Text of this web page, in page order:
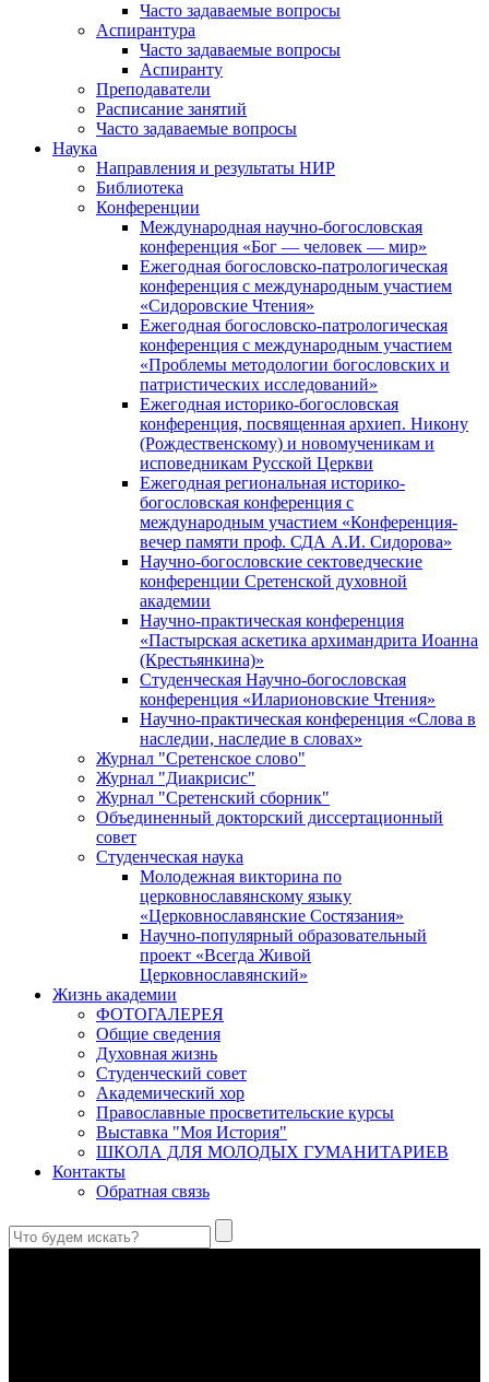
Часто задаваемые вопросы
Аспирантура
Часто задаваемые вопросы
Аспиранту
Преподаватели
Расписание занятий
Часто задаваемые вопросы
Наука
Направления и результаты НИР
Библиотека
Конференции
Международная научно-богословская
конференция «Бог — человек — мир»
Ежегодная богословско-патрологическая
конференция с международным участием
«Сидоровские Чтения»
Ежегодная богословско-патрологическая
конференция с международным участием
«Проблемы методологии богословских и
патристических исследований»
Ежегодная историко-богословская
конференция, посвященная архиеп. Никону
(Рождественскому) и новомученикам и
исповедникам Русской Церкви
Ежегодная региональная историко-
богословская конференция с
международным участием «Конференция-
вечер памяти проф. СДА А.И. Сидорова»
Научно-богословские сектоведческие
конференции Сретенской духовной
академии
Научно-практическая конференция
«Пастырская аскетика архимандрита Иоанна
(Крестьянкина)»
Студенческая Научно-богословская
конференция «Иларионовские Чтения»
Научно-практическая конференция «Cлова в
наследии, наследие в словах»
Журнал "Сретенское слово"
Журнал "Диакрисис"
Журнал "Сретенский сборник"
Объединенный докторский диссертационный
совет
Студенческая наука
Молодежная викторина по
церковнославянскому языку
«Церковнославянские Состязания»
Научно-популярный образовательный
проект «Всегда Живой
Церковнославянский»
Жизнь академии
ФОТОГАЛЕРЕЯ
Общие сведения
Духовная жизнь
Студенческий совет
Академический хор
Православные просветительские курсы
Выставка "Моя История"
ШКОЛА ДЛЯ МОЛОДЫХ ГУМАНИТАРИЕВ
Контакты
Обратная связь